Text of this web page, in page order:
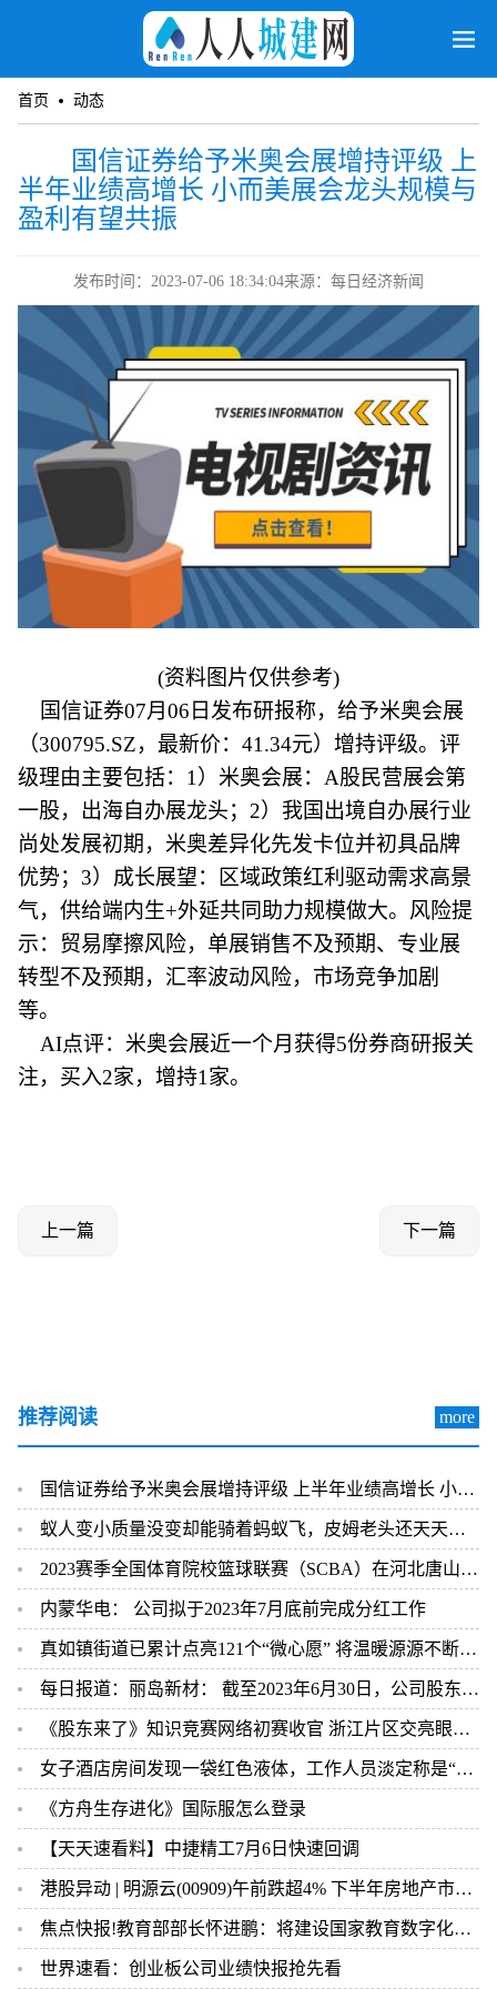
首页 动态
国信证券给予米奥会展增持评级 上
半年业绩高增长 小而美展会龙头规模与
盈利有望共振
发布时间：2023-07-06 18:34:04来源：每日经济新闻
(资料图片仅供参考)
国信证券07月06日发布研报称，给予米奥会展
（300795.SZ，最新价：41.34元）增持评级。评
级理由主要包括：1）米奥会展：A股民营展会第
一股，出海自办展龙头；2）我国出境自办展行业
尚处发展初期，米奥差异化先发卡位并初具品牌
优势；3）成长展望：区域政策红利驱动需求高景
气，供给端内生+外延共同助力规模做大。风险提
示：贸易摩擦风险，单展销售不及预期、专业展
转型不及预期，汇率波动风险，市场竞争加剧
等。
AI点评：米奥会展近一个月获得5份券商研报关
注，买入2家，增持1家。
上一篇 下一篇
推荐阅读 more
国信证券给予米奥会展增持评级 上半年业绩高增长 小而美展会龙头规模与盈利有望共振
蚁人变小质量没变却能骑着蚂蚁飞，皮姆老头还天天腰间挂着坦克跑
2023赛季全国体育院校篮球联赛（SCBA）在河北唐山启幕
内蒙华电： 公司拟于2023年7月底前完成分红工作
真如镇街道已累计点亮121个“微心愿” 将温暖源源不断地送到居民心坎上
每日报道：丽岛新材： 截至2023年6月30日，公司股东人数为15816户
《股东来了》知识竞赛网络初赛收官 浙江片区交亮眼答卷_世界消息
女子酒店房间发现一袋红色液体，工作人员淡定称是“流产胎儿”，真相查明后恶心坏了！ 全球新动态
《方舟生存进化》国际服怎么登录
【天天速看料】中捷精工7月6日快速回调
港股异动 | 明源云(00909)午前跌超4% 下半年房地产市场恢复仍有波折
焦点快报!教育部部长怀进鹏：将建设国家教育数字化大数据中心
世界速看：创业板公司业绩快报抢先看